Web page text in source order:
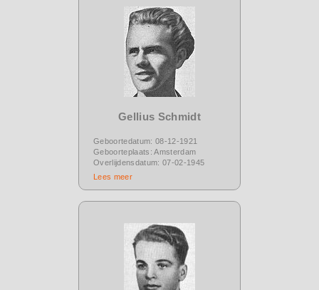
Gellius Schmidt
Geboortedatum: 08-12-1921
Geboorteplaats: Amsterdam
Overlijdensdatum: 07-02-1945
Lees meer